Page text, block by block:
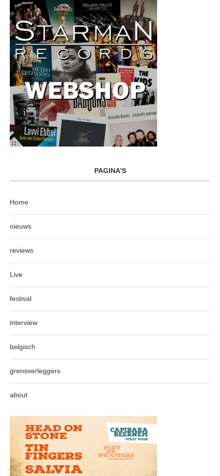
PAGINA’S
Home
nieuws
reviews
Live
festival
interview
belgisch
grensverleggers
about